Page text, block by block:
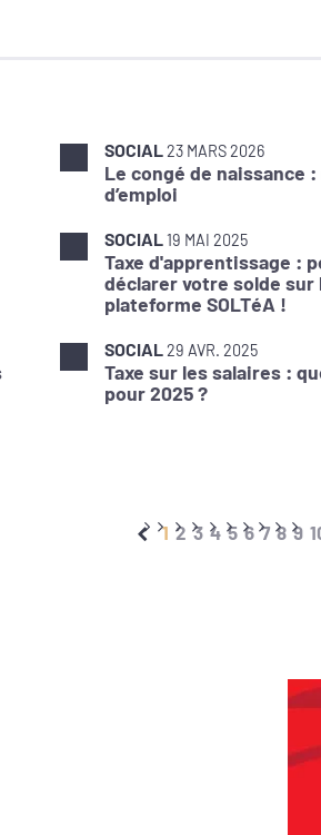
SOCIAL23 MARS 2026
Le congé de naissance
d’emploi
SOCIAL19 MAI 2025
Taxe d'apprentissage :
déclarer votre solde sur
plateforme SOLTéA !
SOCIAL29 AVR. 2025
Taxe sur les salaires :
pour 2025 ?
1 2 3 4 5 6 7 8 9